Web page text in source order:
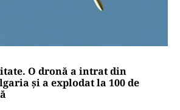
O dronă a intrat din
şi a explodat la 100 de